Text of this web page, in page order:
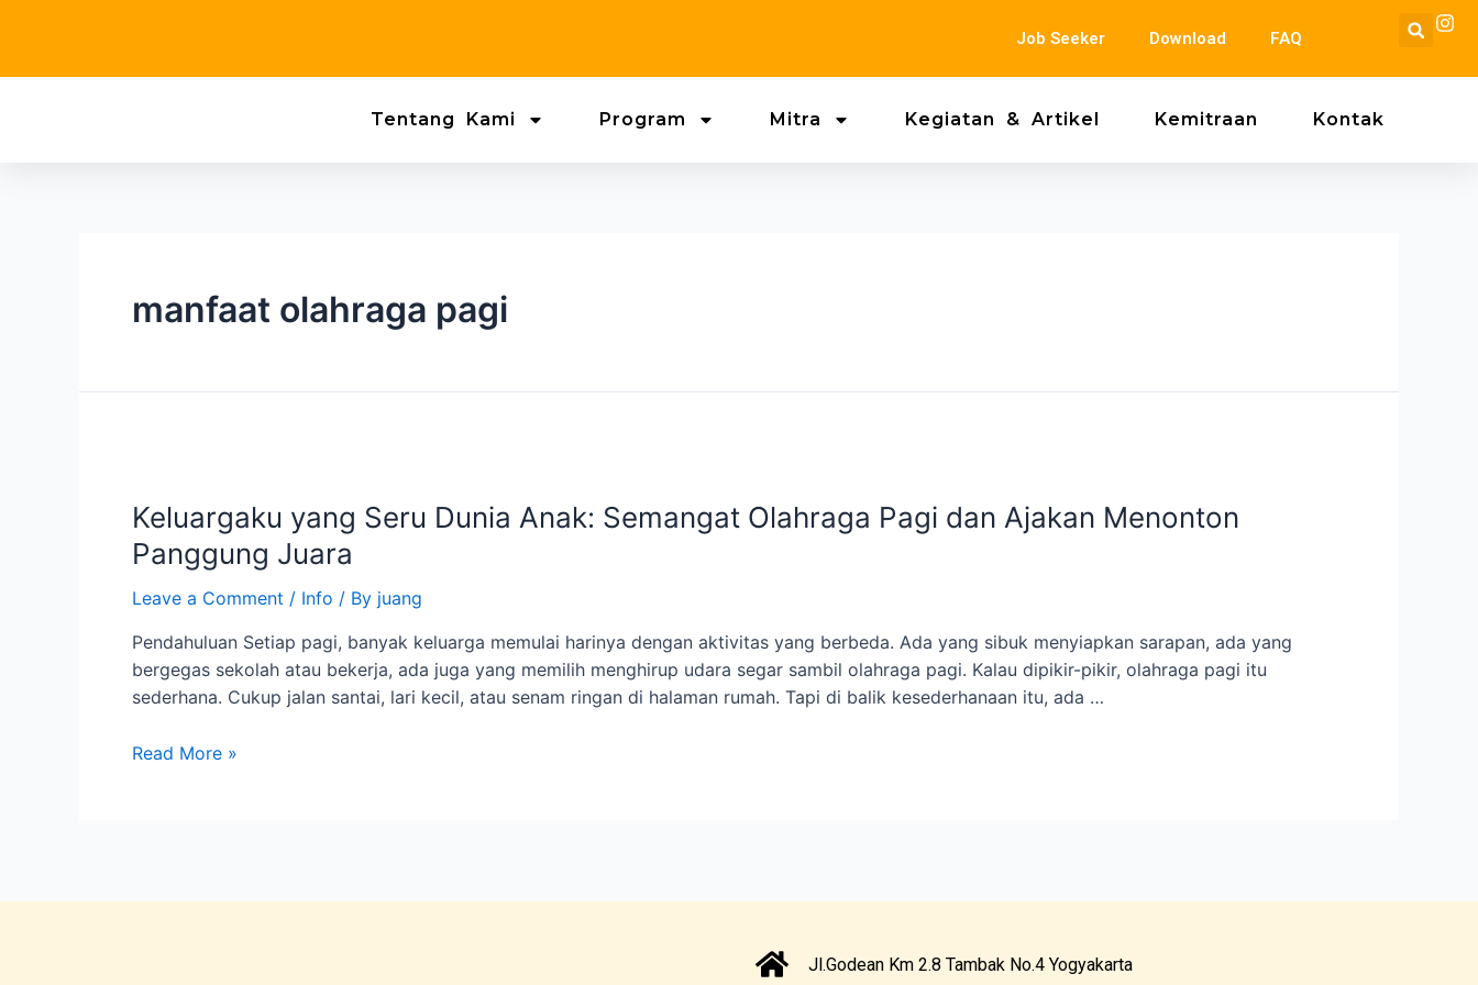
Job Seeker Download FAQ
Tentang Kami Program Mitra Kegiatan & Artikel Kemitraan Kontak
manfaat olahraga pagi
Keluargaku yang Seru Dunia Anak: Semangat Olahraga Pagi dan Ajakan Menonton
Panggung Juara
Leave a Comment / Info / By juang
Pendahuluan Setiap pagi, banyak keluarga memulai harinya dengan aktivitas yang berbeda. Ada yang sibuk menyiapkan sarapan, ada yang
bergegas sekolah atau bekerja, ada juga yang memilih menghirup udara segar sambil olahraga pagi. Kalau dipikir-pikir, olahraga pagi itu
sederhana. Cukup jalan santai, lari kecil, atau senam ringan di halaman rumah. Tapi di balik kesederhanaan itu, ada …
Seru
Dunia
Anak:
Semangat
Pagi
dan
Ajakan
Panggung
Read More »
Jl.Godean Km 2.8 Tambak No.4 Yogyakarta